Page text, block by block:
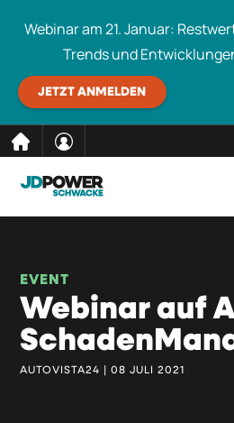
Inhalt
Webinar am 21. Januar:
Trends und
JETZT ANMELDEN
EVENT
Webinar auf
AUTOVISTA24 | 08 JULI 2021